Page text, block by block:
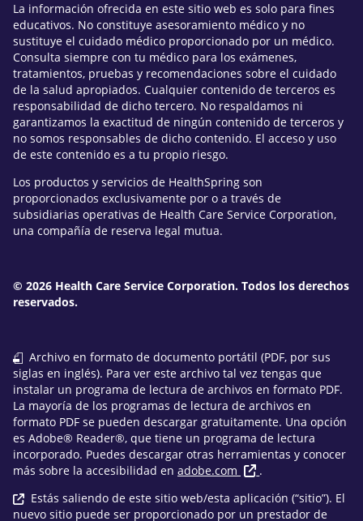
La información ofrecida en este sitio web es solo para fines
educativos. No constituye asesoramiento médico y no
sustituye el cuidado médico proporcionado por un médico.
Consulta siempre con tu médico para los exámenes,
tratamientos, pruebas y recomendaciones sobre el cuidado
de la salud apropiados. Cualquier contenido de terceros es
responsabilidad de dicho tercero. No respaldamos ni
garantizamos la exactitud de ningún contenido de terceros y
no somos responsables de dicho contenido. El acceso y uso
de este contenido es a tu propio riesgo.
Los productos y servicios de HealthSpring son
proporcionados exclusivamente por o a través de
subsidiarias operativas de Health Care Service Corporation,
una compañía de reserva legal mutua.
© 2026 Health Care Service Corporation. Todos los derechos
reservados.
Archivo en formato de documento portátil (PDF, por sus
siglas en inglés). Para ver este archivo tal vez tengas que
instalar un programa de lectura de archivos en formato PDF.
La mayoría de los programas de lectura de archivos en
formato PDF se pueden descargar gratuitamente. Una opción
es Adobe® Reader®, que tiene un programa de lectura
incorporado. Puedes descargar otras herramientas y conocer
más sobre la accesibilidad en adobe.com
.
Estás saliendo de este sitio web/esta aplicación (“sitio”). El
nuevo sitio puede ser proporcionado por un prestador de